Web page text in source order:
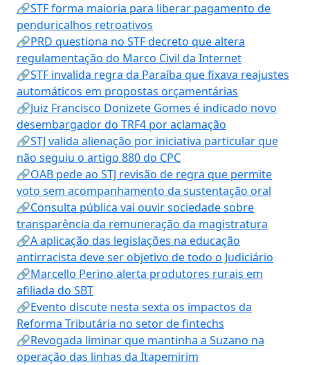
🔗STF forma maioria para liberar pagamento de
penduricalhos retroativos
🔗PRD questiona no STF decreto que altera
regulamentação do Marco Civil da Internet
🔗STF invalida regra da Paraíba que fixava reajustes
automáticos em propostas orçamentárias
🔗Juiz Francisco Donizete Gomes é indicado novo
desembargador do TRF4 por aclamação
🔗STJ valida alienação por iniciativa particular que
não seguiu o artigo 880 do CPC
🔗OAB pede ao STJ revisão de regra que permite
voto sem acompanhamento da sustentação oral
🔗Consulta pública vai ouvir sociedade sobre
transparência da remuneração da magistratura
🔗A aplicação das legislações na educação
antirracista deve ser objetivo de todo o Judiciário
🔗Marcello Perino alerta produtores rurais em
afiliada do SBT
🔗Evento discute nesta sexta os impactos da
Reforma Tributária no setor de fintechs
🔗Revogada liminar que mantinha a Suzano na
operação das linhas da Itapemirim